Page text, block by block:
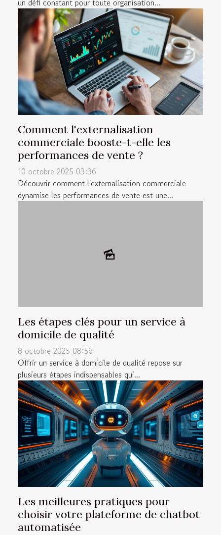
Comment l'externalisation
commerciale booste-t-elle les
performances de vente ?
10 octobre 2025 03:36
Découvrir comment l'externalisation commerciale
dynamise les performances de vente est une...
Les étapes clés pour un service à
domicile de qualité
8 octobre 2025 08:56
Offrir un service à domicile de qualité repose sur
plusieurs étapes indispensables qui...
Les meilleures pratiques pour
choisir votre plateforme de chatbot
automatisée